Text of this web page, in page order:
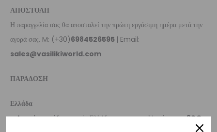
ΑΠΟΣΤΟΛΗ
Η παραγγελία σας θα αποσταλεί την πρώτη εργάσιμη ημέρα μετά την
αγορά σας. M: (+30)6984526595 | Email:
sales@vasilikiworld.com
ΠΑΡΑΔΟΣΗ
Ελλάδα
–Δωρεάν παράδοσηεντός Ελλάδας για παραγγελίεςάνω των 80€.